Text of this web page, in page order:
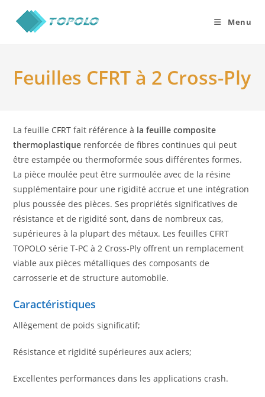
content
Menu
Feuilles CFRT à 2 Cross-Ply
La feuille CFRT fait référence à la feuille composite
thermoplastique renforcée de fibres continues qui peut
être estampée ou thermoformée sous différentes formes.
La pièce moulée peut être surmoulée avec de la résine
supplémentaire pour une rigidité accrue et une intégration
plus poussée des pièces. Ses propriétés significatives de
résistance et de rigidité sont, dans de nombreux cas,
supérieures à la plupart des métaux. Les feuilles CFRT
TOPOLO série T-PC à 2 Cross-Ply offrent un remplacement
viable aux pièces métalliques des composants de
carrosserie et de structure automobile.
Caractéristiques
Allègement de poids significatif;
Résistance et rigidité supérieures aux aciers;
Excellentes performances dans les applications crash.